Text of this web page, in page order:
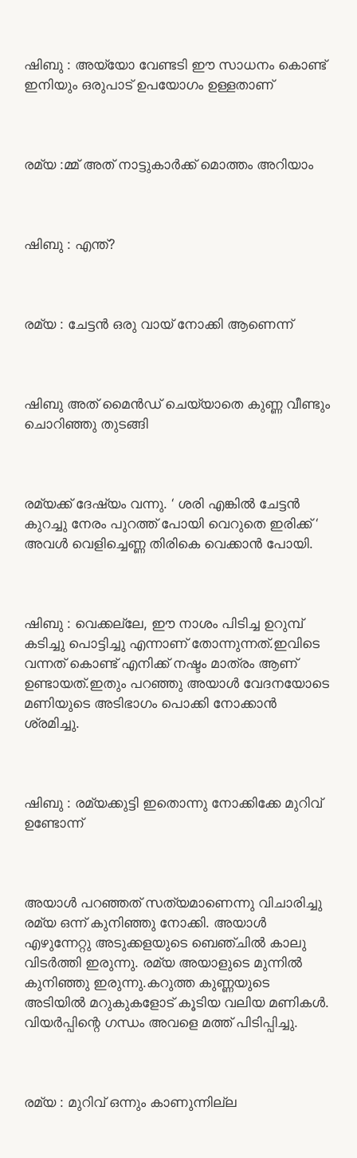
ഷിബു : അയ്യോ വേണ്ടടി ഈ സാധനം കൊണ്ട്
ഇനിയും ഒരുപാട് ഉപയോഗം ഉള്ളതാണ്
രമ്യ :മ്മ് അത് നാട്ടുകാർക്ക് മൊത്തം അറിയാം
ഷിബു : എന്ത്?
രമ്യ : ചേട്ടൻ ഒരു വായ് നോക്കി ആണെന്ന്
ഷിബു അത് മൈൻഡ് ചെയ്യാതെ കുണ്ണ വീണ്ടും
ചൊറിഞ്ഞു തുടങ്ങി
രമ്യക്ക് ദേഷ്യം വന്നു. ‘ ശരി എങ്കിൽ ചേട്ടൻ
കുറച്ചു നേരം പുറത്ത് പോയി വെറുതെ ഇരിക്ക് ‘
അവൾ വെളിച്ചെണ്ണ തിരികെ വെക്കാൻ പോയി.
ഷിബു : വെക്കല്ലേ, ഈ നാശം പിടിച്ച ഉറുമ്പ്
കടിച്ചു പൊട്ടിച്ചു എന്നാണ് തോന്നുന്നത്.ഇവിടെ
വന്നത് കൊണ്ട് എനിക്ക് നഷ്ടം മാത്രം ആണ്
ഉണ്ടായത്.ഇതും പറഞ്ഞു അയാൾ വേദനയോടെ
മണിയുടെ അടിഭാഗം പൊക്കി നോക്കാൻ
ശ്രമിച്ചു.
ഷിബു : രമ്യക്കുട്ടി ഇതൊന്നു നോക്കിക്കേ മുറിവ്
ഉണ്ടോന്ന്
അയാൾ പറഞ്ഞത് സത്യമാണെന്നു വിചാരിച്ചു
രമ്യ ഒന്ന് കുനിഞ്ഞു നോക്കി. അയാൾ
എഴുന്നേറ്റു അടുക്കളയുടെ ബെഞ്ചിൽ കാലു
വിടർത്തി ഇരുന്നു. രമ്യ അയാളുടെ മുന്നിൽ
കുനിഞ്ഞു ഇരുന്നു.കറുത്ത കുണ്ണയുടെ
അടിയിൽ മറുകുകളോട് കൂടിയ വലിയ മണികൾ.
വിയർപ്പിന്റെ ഗന്ധം അവളെ മത്ത് പിടിപ്പിച്ചു.
രമ്യ : മുറിവ് ഒന്നും കാണുന്നില്ല